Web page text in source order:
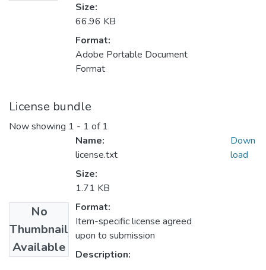
Size:
66.96 KB
Format:
Adobe Portable Document
Format
License bundle
Now showing 1 - 1 of 1
No
Thumbnail
Available
Name:
license.txt
Size:
1.71 KB
Format:
Item-specific license agreed
upon to submission
Description:
Down
load